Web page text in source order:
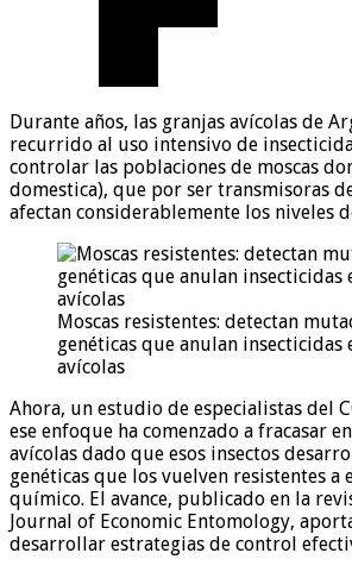
Durante años, las granjas avícolas de
recurrido al uso intensivo de
controlar las poblaciones de moscas
domestica), que por ser transmisoras
afectan considerablemente los niveles
Moscas resistentes: detectan
genéticas que anulan insecticidas
avícolas
Ahora, un estudio de especialistas del
ese enfoque ha comenzado a fracasar
avícolas dado que esos insectos
genéticas que los vuelven resistentes a
químico. El avance, publicado en la
Journal of Economic Entomology,
desarrollar estrategias de control